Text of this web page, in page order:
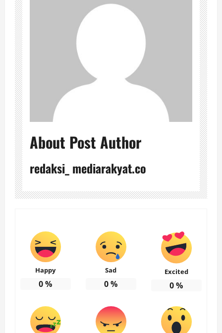
About Post Author
redaksi_ mediarakyat.co
Happy
0%
Sad
0%
Excited
0%